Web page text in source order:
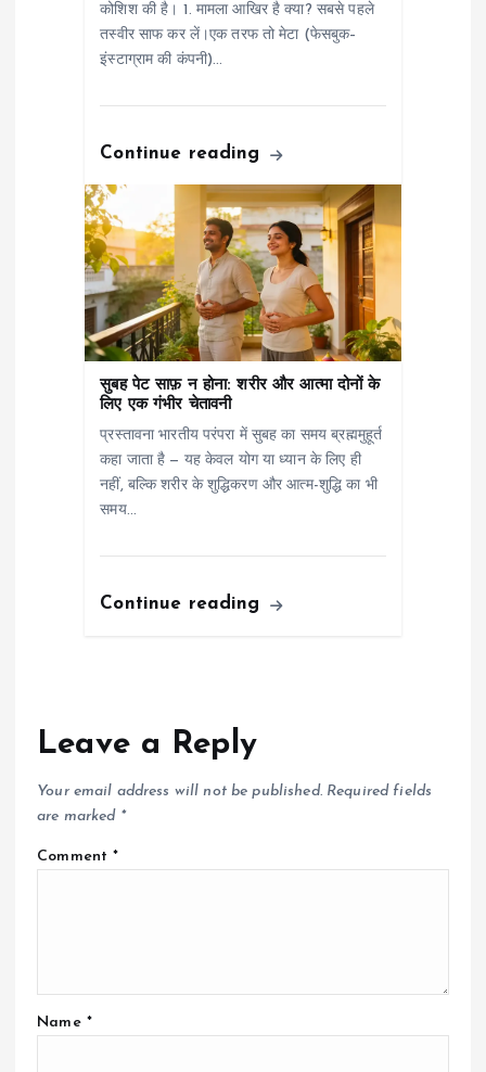
कोशिश की है। 1. मामला आखिर है क्या? सबसे पहले
तस्वीर साफ कर लें।एक तरफ तो मेटा (फेसबुक–
इंस्टाग्राम की कंपनी)…
Continue reading
सुबह पेट साफ़ न होना: शरीर और आत्मा दोनों के
लिए एक गंभीर चेतावनी
प्रस्तावना भारतीय परंपरा में सुबह का समय ब्रह्ममुहूर्त
कहा जाता है — यह केवल योग या ध्यान के लिए ही
नहीं, बल्कि शरीर के शुद्धिकरण और आत्म-शुद्धि का भी
समय…
Continue reading
Leave a Reply
Your email address will not be published. Required fields
are marked *
Comment*
Name *